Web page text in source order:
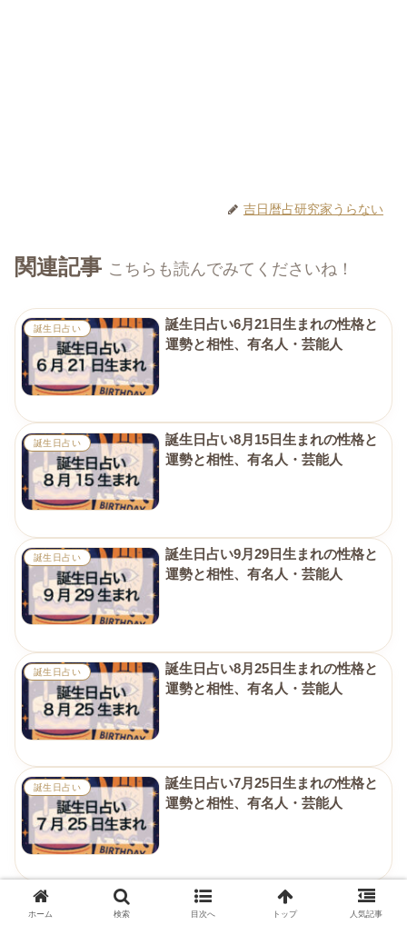
吉日暦占研究家うらない
関連記事 こちらも読んでみてくださいね！
誕生日占い
誕生日占い6月21日生まれの性格と
運勢と相性、有名人・芸能人
誕生日占い
誕生日占い8月15日生まれの性格と
運勢と相性、有名人・芸能人
誕生日占い
誕生日占い9月29日生まれの性格と
運勢と相性、有名人・芸能人
誕生日占い
誕生日占い8月25日生まれの性格と
運勢と相性、有名人・芸能人
誕生日占い
誕生日占い7月25日生まれの性格と
運勢と相性、有名人・芸能人
誕生日占い
誕生日占い8月10日生まれの性格と
運勢と相性、有名人・芸能人
ホーム 検索 目次へ トップ 人気記事